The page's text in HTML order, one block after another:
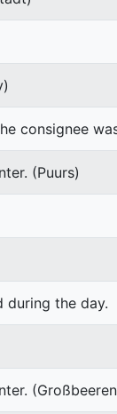
consignee
(Puurs)
during the day.